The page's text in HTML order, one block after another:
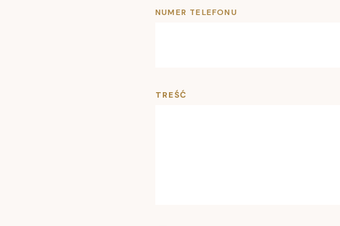
NUMER TELEFONU
TREŚĆ